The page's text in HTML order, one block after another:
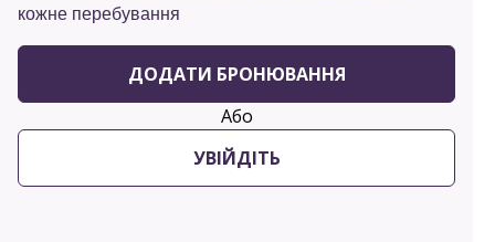
кожне перебування
ДОДАТИ БРОНЮВАННЯ
Або
УВІЙДІТЬ